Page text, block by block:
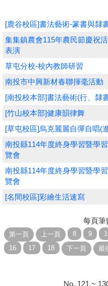
友站連結
網路選課
學員專區
教師專區
評委專區
校務行政
[鹿谷校區]書法藝術-篆書與隸
集集鎮農會115年農民節慶祝
表演
草屯分校-校內教師研習
南投市中興新材春聯揮毫活動
[南投校本部]書法藝術(行、隸
[竹山校本部]健康韻律舞
[草屯校區]烏克麗麗自彈自唱(
南投縣114年度終身學習暨學
覽會
南投縣114年度終身學習暨學
覽會
[名間校區]彩繪生活速寫
每頁筆
No. 121 ~